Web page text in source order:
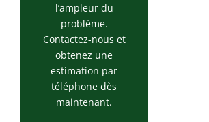
l’ampleur du
problème.
Contactez-nous et
obtenez une
estimation par
téléphone dès
maintenant.